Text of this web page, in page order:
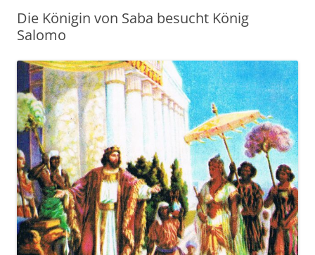
Die Königin von Saba besucht König
Salomo